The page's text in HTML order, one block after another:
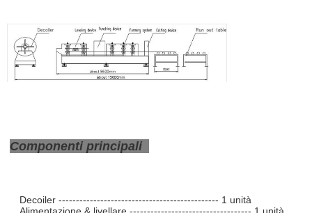
Componenti principali
Decoiler ---------------------------------------------- 1 unità